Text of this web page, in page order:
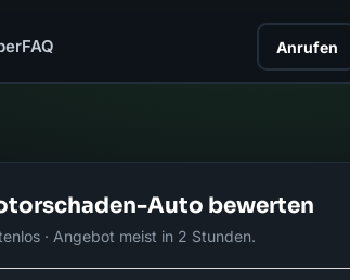
FAQ Anrufen
Auto bewerten
· Angebot meist in 2 Stunden.